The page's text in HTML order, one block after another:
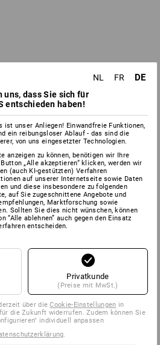
NL FR DE
uns, dass Sie sich für
entschieden haben!
ist unser Anliegen! Einwandfreie Funktionen,
ein reibungsloser Ablauf - das sind die
von uns eingesetzter Technologien.
anzeigen zu können, benötigen wir Ihre
„Alle akzeptieren“ klicken, werden wir
(auch KI-gestützten) Verfahren
auf unserer Internetseite sowie Daten
und diese insbesondere zu folgenden
auf Sie zugeschnittene Angebote und
Marktforschung sowie
Sollten Sie dies nicht wünschen, können
“Alle ablehnen” auch gegen den Einsatz
entscheiden.
Privatkunde
(Preise mit MwSt.)
über dieCookie-Einstellungen in
die Zukunft widerrufen. Zudem können Sie
individuell anpassen